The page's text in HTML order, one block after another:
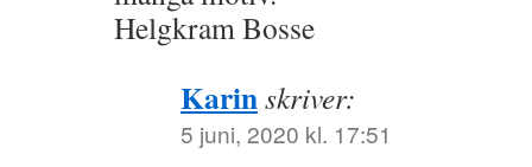
Helgkram Bosse
Karinskriver:
5 juni, 2020 kl. 17:51